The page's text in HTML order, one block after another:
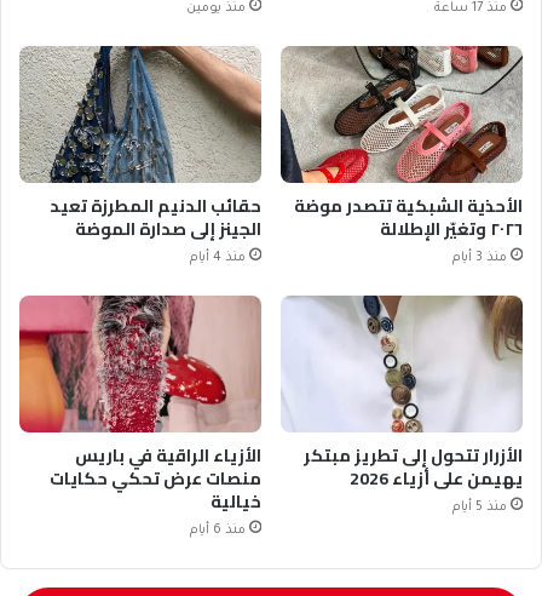
منذ 17 ساعة منذ يومين
الأحذية الشبكية تتصدر موضة
٢٠٢٦ وتغيّر الإطلالة
منذ 3 أيام
حقائب الدنيم المطرزة تعيد
الجينز إلى صدارة الموضة
منذ 4 أيام
الأزرار تتحول إلى تطريز مبتكر
يهيمن على أزياء 2026
منذ 5 أيام
الأزياء الراقية في باريس
منصات عرض تحكي حكايات
خيالية
منذ 6 أيام